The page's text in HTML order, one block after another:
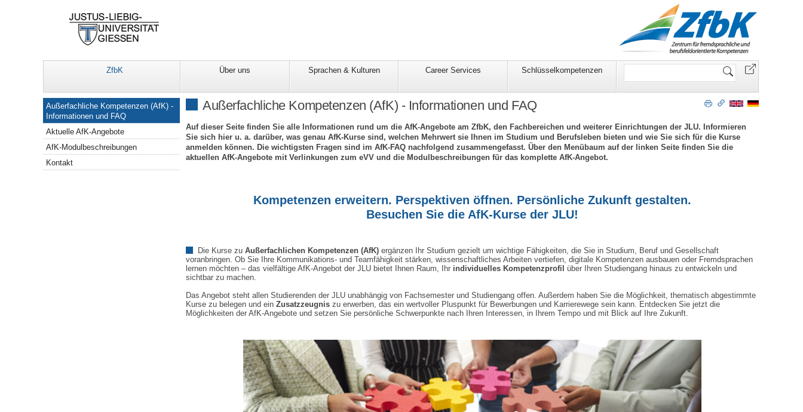
ZfbK Über uns Sprachen & Kulturen Career Services Schlüsselkompetenzen
Website
Außerfachliche Kompetenzen (AfK) - Informationen und FAQ
Auf dieser Seite finden Sie alle Informationen rund um die AfK-Angebote am ZfbK, den Fachbereichen und weiterer Einrichtungen der JLU. Informieren
Sie sich hier u. a. darüber, was genau AfK-Kurse sind, welchen Mehrwert sie Ihnen im Studium und Berufsleben bieten und wie Sie sich für die Kurse
anmelden können. Die wichtigsten Fragen sind im AfK-FAQ nachfolgend zusammengefasst. Über den Menübaum auf der linken Seite finden Sie die
aktuellen AfK-Angebote mit Verlinkungen zum eVV und die Modulbeschreibungen für das komplette AfK-Angebot.
Kompetenzen erweitern. Perspektiven öffnen. Persönliche Zukunft gestalten.
Besuchen Sie die AfK-Kurse der JLU!
Die Kurse zu Außerfachlichen Kompetenzen (AfK)ergänzen Ihr Studium gezielt um wichtige Fähigkeiten, die Sie in Studium, Beruf und Gesellschaft
voranbringen. Ob Sie Ihre Kommunikations- und Teamfähigkeit stärken, wissenschaftliches Arbeiten vertiefen, digitale Kompetenzen ausbauen oder Fremdsprachen
lernen möchten – das vielfältige AfK-Angebot der JLU bietet Ihnen Raum, Ihr individuelles Kompetenzprofil über Ihren Studiengang hinaus zu entwickeln und
sichtbar zu machen.
Das Angebot steht allen Studierenden der JLU unabhängig von Fachsemester und Studiengang offen. Außerdem haben Sie die Möglichkeit, thematisch abgestimmte
Kurse zu belegen und ein Zusatzzeugnis zu erwerben, das ein wertvoller Pluspunkt für Bewerbungen und Karrierewege sein kann. Entdecken Sie jetzt die
Möglichkeiten der AfK-Angebote und setzen Sie persönliche Schwerpunkte nach Ihren Interessen, in Ihrem Tempo und mit Blick auf Ihre Zukunft.
Navigation
Außerfachliche Kompetenzen (AfK) -
Informationen und FAQ
Aktuelle AfK-Angebote
AfK-Modulbeschreibungen
Kontakt